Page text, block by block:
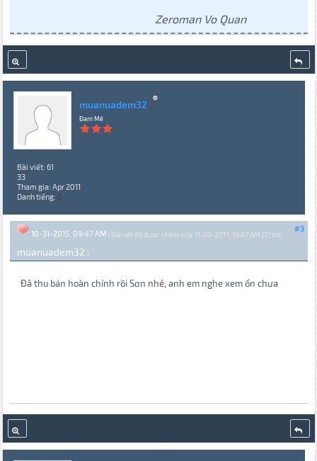
Zeroman Vo Quan
muanuadem32
Đam Mê
Bài viết: 61
33
Tham gia: Apr 2011
Danh tiếng: 0
#3
10-31-2015, 09:47 AM (Bài viết đã được chỉnh sửa: 11-03-2015, 10:07 AM {2} bởi
muanuadem32 .)
Đã thu bản hoàn chỉnh rồi Sơn nhé, anh em nghe xem ổn chưa